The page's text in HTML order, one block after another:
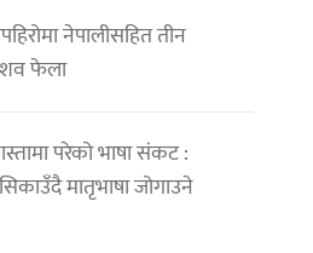
नेपालीसहित तीन
शव फेला
परेको भाषा संकट :
मातृभाषा जोगाउने